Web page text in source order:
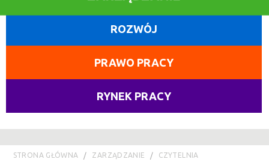
ROZWÓJ
PRAWO PRACY
RYNEK PRACY
STRONA GŁÓWNA ZARZĄDZANIE
CZYTELNIA